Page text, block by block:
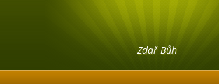
Zdař Bůh